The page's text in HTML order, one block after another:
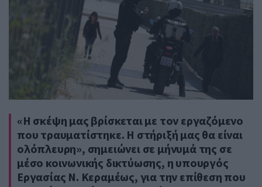
«Η σκέψη μας βρίσκεται με τον εργαζόμενο
που τραυματίστηκε. Η στήριξή μας θα είναι
ολόπλευρη», σημειώνει σε μήνυμά της σε
μέσο κοινωνικής δικτύωσης, η υπουργός
Εργασίας Ν. Κεραμέως, για την επίθεση που